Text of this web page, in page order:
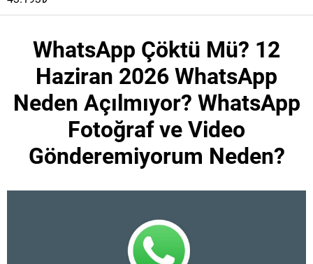
WhatsApp Çöktü Mü? 12
Haziran 2026 WhatsApp
Neden Açılmıyor? WhatsApp
Fotoğraf ve Video
Gönderemiyorum Neden?